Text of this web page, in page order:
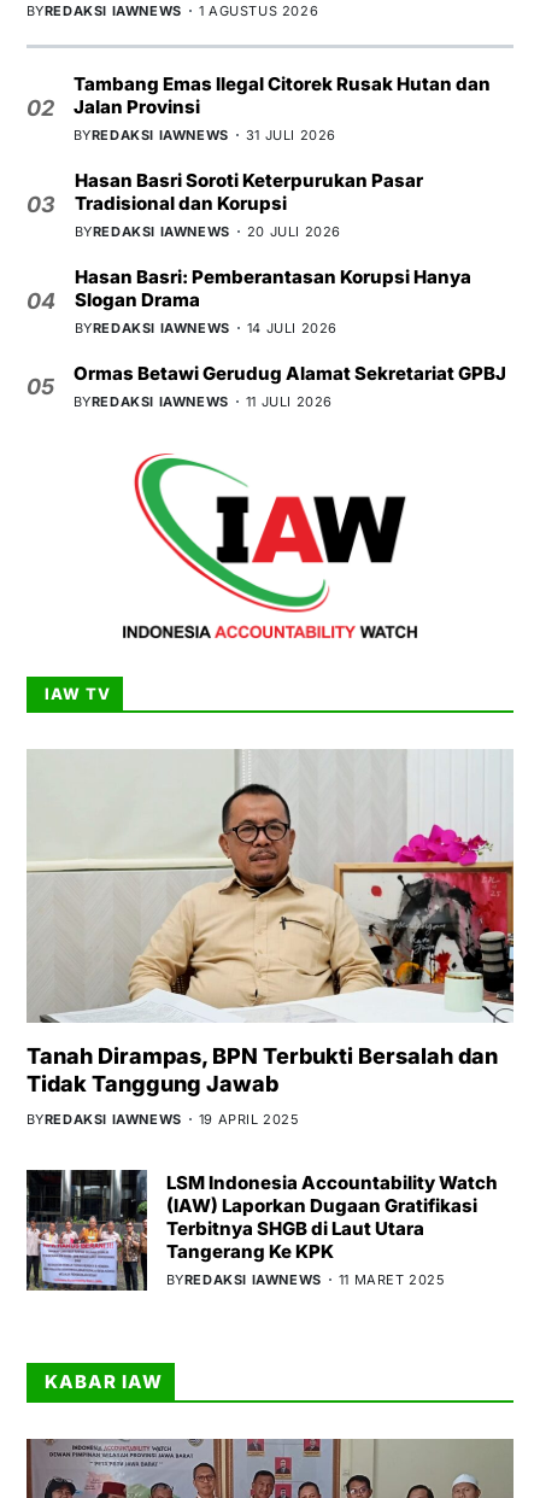
BYREDAKSI IAWNEWS 1 AGUSTUS 2026
02
Tambang Emas Ilegal Citorek Rusak Hutan dan
Jalan Provinsi
BYREDAKSI IAWNEWS 31 JULI 2026
03
Hasan Basri Soroti Keterpurukan Pasar
Tradisional dan Korupsi
BYREDAKSI IAWNEWS 20 JULI 2026
04
Hasan Basri: Pemberantasan Korupsi Hanya
Slogan Drama
BYREDAKSI IAWNEWS 14 JULI 2026
05
Ormas Betawi Gerudug Alamat Sekretariat GPBJ
BYREDAKSI IAWNEWS 11 JULI 2026
IAW TV
Tanah Dirampas, BPN Terbukti Bersalah dan
Tidak Tanggung Jawab
BYREDAKSI IAWNEWS 19 APRIL 2025
LSM Indonesia Accountability Watch
(IAW) Laporkan Dugaan Gratifikasi
Terbitnya SHGB di Laut Utara
Tangerang Ke KPK
BYREDAKSI IAWNEWS 11 MARET 2025
KABAR IAW